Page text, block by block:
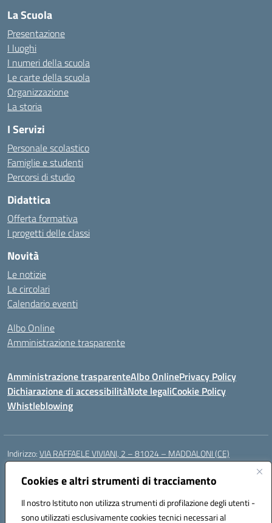
Cookies e altri strumenti di tracciamento
Il nostro Istituto non utilizza strumenti di profilazione degli utenti -
sono utilizzati esclusivamente cookies tecnici necessari al
La Scuola
Presentazione
I luoghi
I numeri della scuola
Le carte della scuola
Organizzazione
La storia
I Servizi
Personale scolastico
Famiglie e studenti
Percorsi di studio
Didattica
Offerta formativa
I progetti delle classi
Novità
Le notizie
Le circolari
Calendario eventi
Albo Online
Amministrazione trasparente
Amministrazione trasparenteAlbo OnlinePrivacy Policy
Dichiarazione di accessibilitàNote legaliCookie Policy
Whistleblowing
Indirizzo:VIA RAFFAELE VIVIANI, 2 – 81024 – MADDALONI (CE)
Centralino:
Posta elettronica certificata (PEC):ceic8av00r@pec.istruzione.it
Codice fiscale: 93086020612
Codice meccanografico:CEIC8AV00R